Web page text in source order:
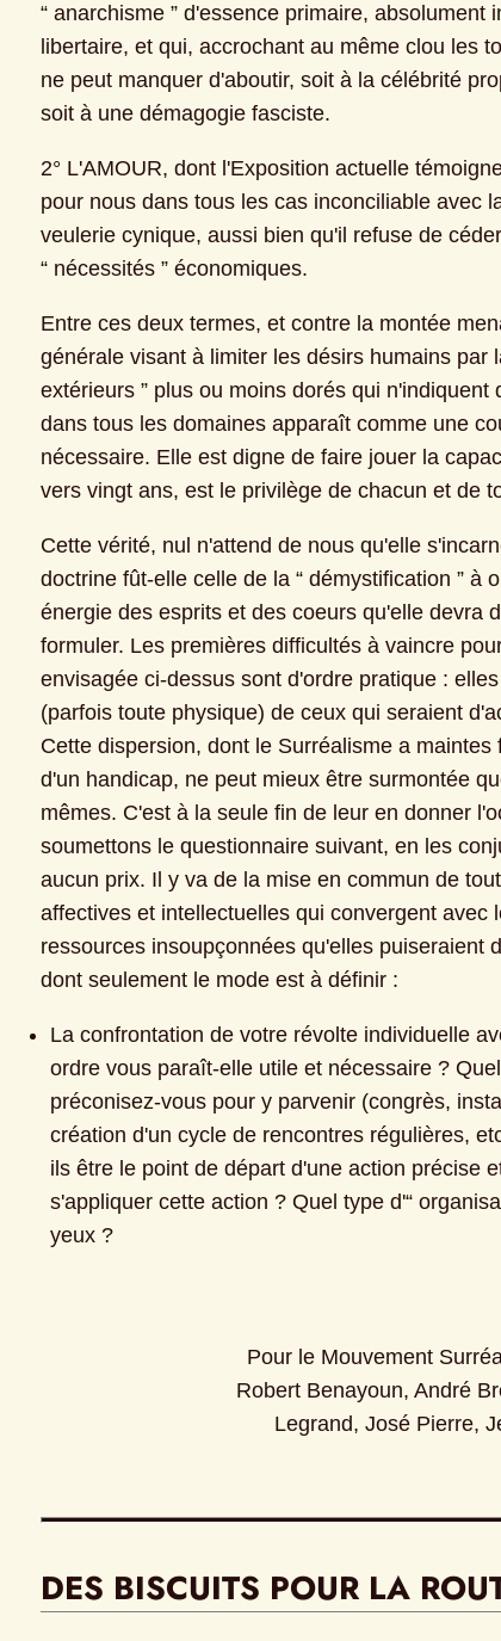
“ anarchisme ” d'essence primaire,
libertaire, et qui, accrochant au même clou les
ne peut manquer d'aboutir, soit à la célébrité
soit à une démagogie fasciste.
2° L'AMOUR, dont l'Exposition actuelle
pour nous dans tous les cas inconciliable avec
veulerie cynique, aussi bien qu'il refuse de
“ nécessités ” économiques.
Entre ces deux termes, et contre la montée
générale visant à limiter les désirs humains par
extérieurs ” plus ou moins dorés qui n'indiquent
dans tous les domaines apparaît comme une
nécessaire. Elle est digne de faire jouer la
vers vingt ans, est le privilège de chacun et de
Cette vérité, nul n'attend de nous qu'elle
doctrine fût-elle celle de la “ démystification ” à
énergie des esprits et des coeurs qu'elle devra
formuler. Les premières difficultés à vaincre
envisagée ci-dessus sont d'ordre pratique :
(parfois toute physique) de ceux qui seraient
Cette dispersion, dont le Surréalisme a
d'un handicap, ne peut mieux être surmontée
mêmes. C'est à la seule fin de leur en donner
soumettons le questionnaire suivant, en les
aucun prix. Il y va de la mise en commun de
affectives et intellectuelles qui convergent avec
ressources insoupçonnées qu'elles puiseraient
dont seulement le mode est à définir :
La confrontation de votre révolte individuelle
ordre vous paraît-elle utile et nécessaire ?
préconisez-vous pour y parvenir (congrès,
création d'un cycle de rencontres régulières,
ils être le point de départ d'une action précise
s'appliquer cette action ? Quel type d'“
yeux ?
Pour le Mouvement
Robert Benayoun, André
Legrand, José Pierre,
DES BISCUITS POUR LA